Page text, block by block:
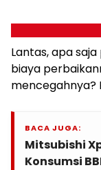
Lantas, apa
biaya
mencegahnya?
BACA JUGA:
Mitsubishi
Konsumsi